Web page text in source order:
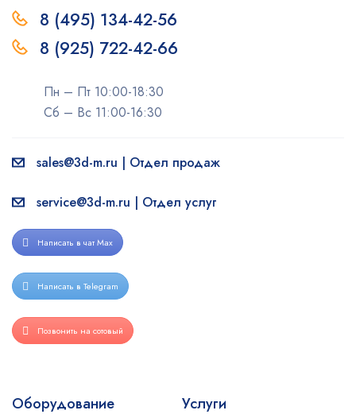
8 (495) 134-42-56
8 (925) 722-42-66
Пн – Пт 10:00-18:30
Сб – Вс 11:00-16:30
sales@3d-m.ru | Отдел продаж
service@3d-m.ru | Отдел услуг
Написать в чат Max
Написать в Telegram
Позвонить на сотовый
Оборудование Услуги